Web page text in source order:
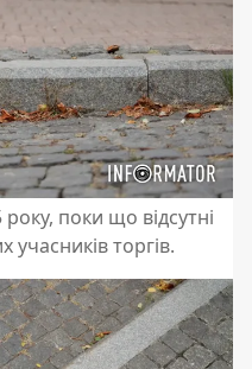
поки що відсутні
учасників торгів.